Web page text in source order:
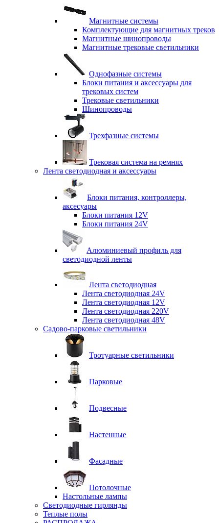
Магнитные системы
Комплектующие для магнитных треков
Магнитные шинопроводы
Магнитные трековые светильники
Однофазные системы
Блоки питания и аксессуары для
трековых систем
Трековые светильники
Шинопроводы
Трехфазные системы
Трековая система на ремнях
Лента светодиодная и аксессуары
Блоки питания, контроллеры,
аксесуары
Блоки питания 12V
Блоки питания 24V
Алюминиевый профиль для
светодиодной ленты
Лента светодиодная
Лента светодиодная 24V
Лента светодиодная 12V
Лента светодиодная 220V
Лента светодиодная 48V
Садово-парковые светильники
Тротуарные светильники
Парковые
Подвесные
Настенные
Фасадные
Потолочные
Настольные лампы
Светодиодные гирлянды
Теплые полы